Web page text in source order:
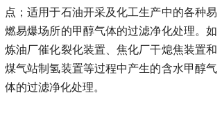
点；适用于石油开采及化工生产中的各种易
燃易爆场所的甲醇气体的过滤净化处理。如
炼油厂催化裂化装置、焦化厂干熄焦装置和
煤气站制氢装置等过程中产生的含水甲醇气
体的过滤净化处理。